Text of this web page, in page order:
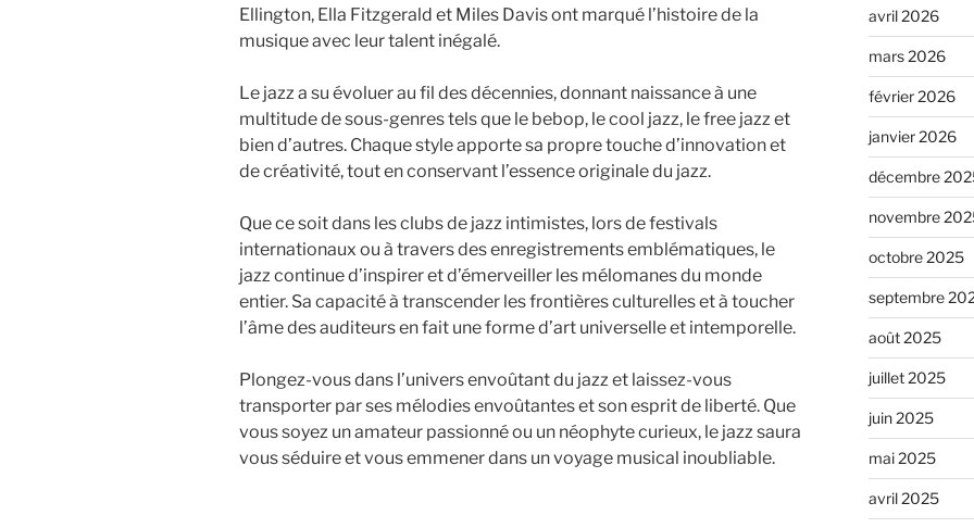
Ellington, Ella Fitzgerald et Miles Davis ont marqué l’histoire de la
musique avec leur talent inégalé.
Le jazz a su évoluer au fil des décennies, donnant naissance à une
multitude de sous-genres tels que le bebop, le cool jazz, le free jazz et
bien d’autres. Chaque style apporte sa propre touche d’innovation et
de créativité, tout en conservant l’essence originale du jazz.
Que ce soit dans les clubs de jazz intimistes, lors de festivals
internationaux ou à travers des enregistrements emblématiques, le
jazz continue d’inspirer et d’émerveiller les mélomanes du monde
entier. Sa capacité à transcender les frontières culturelles et à toucher
l’âme des auditeurs en fait une forme d’art universelle et intemporelle.
Plongez-vous dans l’univers envoûtant du jazz et laissez-vous
transporter par ses mélodies envoûtantes et son esprit de liberté. Que
vous soyez un amateur passionné ou un néophyte curieux, le jazz saura
vous séduire et vous emmener dans un voyage musical inoubliable.
avril 2026
mars 2026
février 2026
janvier 2026
décembre
novembre
octobre 2025
septembre
août 2025
juillet 2025
juin 2025
mai 2025
avril 2025